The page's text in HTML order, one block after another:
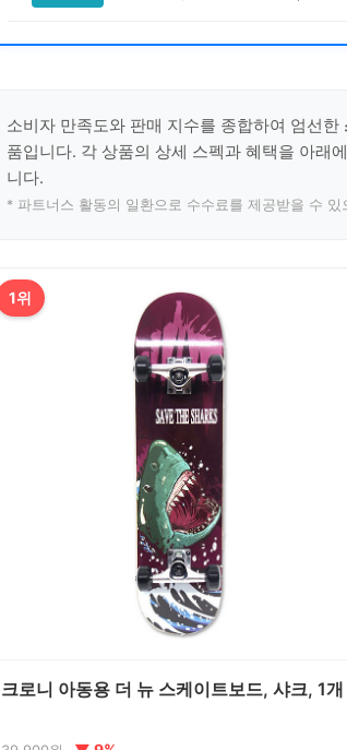
소비자 만족도와 판매 지수를 종합하여 엄선한
품입니다. 각 상품의 상세 스펙과 혜택을 아래
니다.
* 파트너스 활동의 일환으로 수수료를 제공받을 수
1위
크로니 아동용 더 뉴 스케이트보드, 샤크, 1개